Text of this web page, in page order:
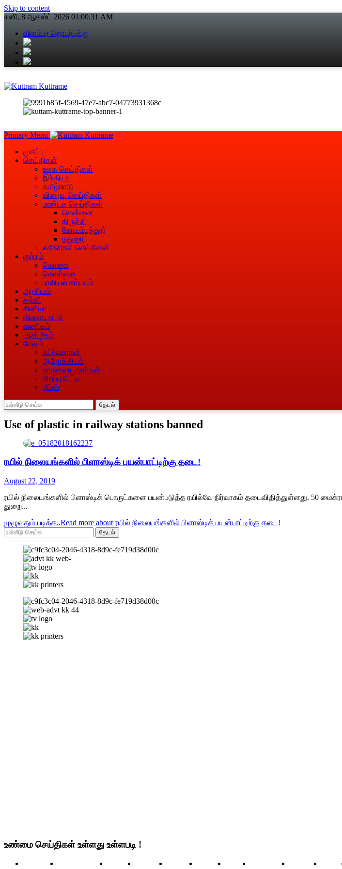
Skip to content
சனி, 8 ஆகஸ்ட் 2026 01:00:31 AM
விளம்பர தொடர்புக்கு
Primary Menu
முகப்பு
செய்திகள்
உலக செய்திகள்
இந்தியா
தமிழ்நாடு
விரைவு செய்திகள்
மண்டல செய்திகள்
சென்னை
திருச்சி
கோயம்புத்தூர்
மதுரை
எதிரொலி செய்திகள்
குற்றம்
கொலை
கொள்ளை
பாலியல் சம்பவம்
அரசியல்
கல்வி
சினிமா
விளையாட்டு
வணிகம்
ஆன்மீகம்
மேலும்
கட்டுரைகள்
ஆரோக்கியம்
சாதனையாளா்கள்
சிறப்பு பேட்டி
மீம்ஸ்
தேடல்
Use of plastic in railway stations banned
ரயில் நிலையங்களில் பிளாஸ்டிக் பயன்பாட்டிற்கு தடை!
August 22, 2019
ரயில் நிலையங்களில் பிளாஸ்டிக் பொருட்களை பயன்படுத்த ரயில்வே நிர்வாகம் தடைவிதித்துள்ளது. 50
துறை...
முழுவதும் படிக்க..Read more about ரயில் நிலையங்களில் பிளாஸ்டிக் பயன்பாட்டிற்கு தடை!
தேடல்
உண்மை செய்திகள் உள்ளது உள்ளபடி !
செய்திகள் உலக செய்திகள் இந்தியா தமிழ்நாடு மண்டலம் அரசியல் சினிமா விளையாட்டு ஆன்மீகம்